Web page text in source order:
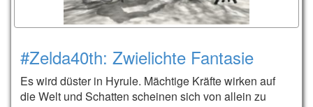
#Zelda40th: Zwielichte Fantasie
Es wird düster in Hyrule. Mächtige Kräfte wirken auf
die Welt und Schatten scheinen sich von allein zu